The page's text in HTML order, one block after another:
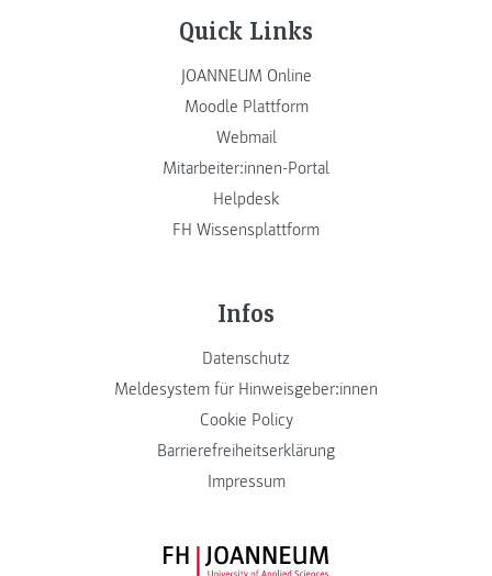
Quick Links
JOANNEUM Online
Moodle Plattform
Webmail
Mitarbeiter:innen-Portal
Helpdesk
FH Wissensplattform
Infos
Datenschutz
Meldesystem für Hinweisgeber:innen
Cookie Policy
Barrierefreiheitserklärung
Impressum
FH JOANNEUM Logo